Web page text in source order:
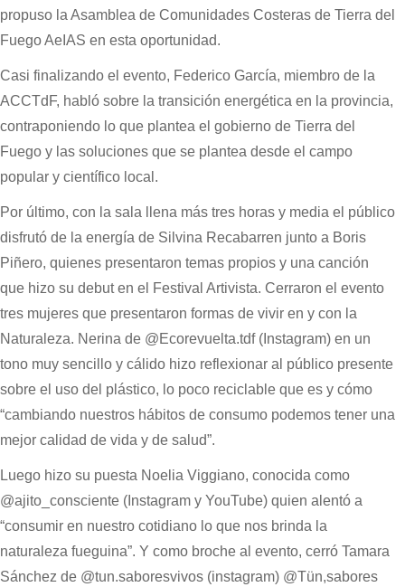
propuso la Asamblea de Comunidades Costeras de Tierra del
Fuego AeIAS en esta oportunidad.
Casi finalizando el evento, Federico García, miembro de la
ACCTdF, habló sobre la transición energética en la provincia,
contraponiendo lo que plantea el gobierno de Tierra del
Fuego y las soluciones que se plantea desde el campo
popular y científico local.
Por último, con la sala llena más tres horas y media el público
disfrutó de la energía de Silvina Recabarren junto a Boris
Piñero, quienes presentaron temas propios y una canción
que hizo su debut en el Festival Artivista. Cerraron el evento
tres mujeres que presentaron formas de vivir en y con la
Naturaleza. Nerina de @Ecorevuelta.tdf (Instagram) en un
tono muy sencillo y cálido hizo reflexionar al público presente
sobre el uso del plástico, lo poco reciclable que es y cómo
“cambiando nuestros hábitos de consumo podemos tener una
mejor calidad de vida y de salud”.
Luego hizo su puesta Noelia Viggiano, conocida como
@ajito_consciente (Instagram y YouTube) quien alentó a
“consumir en nuestro cotidiano lo que nos brinda la
naturaleza fueguina”. Y como broche al evento, cerró Tamara
Sánchez de @tun.saboresvivos (instagram) @Tün,sabores